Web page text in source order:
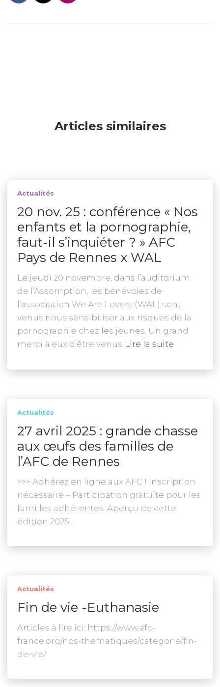
Articles similaires
Actualités
20 nov. 25 : conférence « Nos
enfants et la pornographie,
faut-il s’inquiéter ? » AFC
Pays de Rennes x WAL
Le jeudi 20 novembre, dans l’auditorium
de l’Assomption, les bénévoles de
l’association We Are Lovers (WAL) sont
venus nous sensibiliser aux risques de la
pornographie chez les jeunes. Un grand
merci à eux d’être venus Lire la suite
Actualités
27 avril 2025 : grande chasse
aux œufs des familles de
l’AFC de Rennes
>>> Adhérez en ligne aux AFC ! Inscription
nécessaire – Participation gratuite pour les
familles adhérentes. Aperçu de cette
édition 2025 :
Actualités
Fin de vie -Euthanasie
Articles à lire ici: https://www.afc-
france.org/nos-thematiques/categorie/fin-
de-vie/